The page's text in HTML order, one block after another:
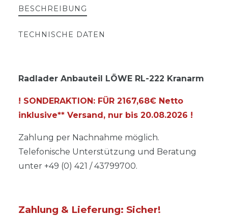
BESCHREIBUNG
TECHNISCHE DATEN
Radlader Anbauteil LÖWE RL-222 Kranarm
! SONDERAKTION: FÜR 2167,68€ Netto
inklusive** Versand, nur bis 20.08.2026 !
Zahlung per Nachnahme möglich.
Telefonische Unterstützung und Beratung
unter +49 (0) 421 / 43799700.
Zahlung & Lieferung: Sicher!